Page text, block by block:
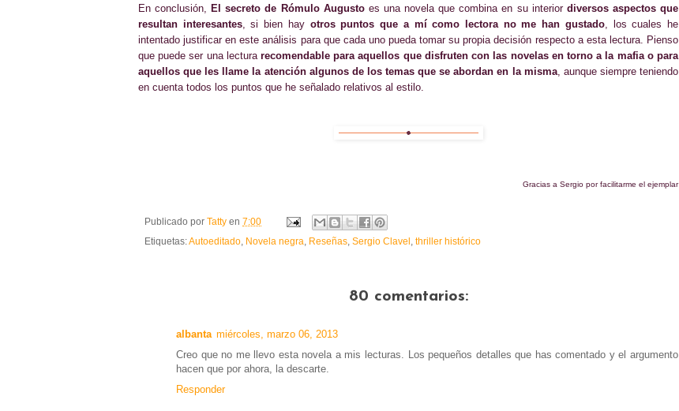
En conclusión,El secreto de Rómulo Augustoes una novela que combina en su interior diversos aspectos que
resultan interesantes, si bien hay otros puntos que a mí como lectora no me han gustado, los cuales he
intentado justificar en este análisis para que cada uno pueda tomar su propia decisión respecto a esta lectura. Pienso
que puede ser una lecturarecomendable para aquellos que disfruten con las novelas en torno a la mafia o para
aquellos que les llame la atención algunos de los temas que se abordan en la misma, aunque siempre teniendo
en cuenta todos los puntos que he señalado relativos al estilo.
Gracias a Sergio por facilitarme el ejemplar
Publicado por Tatty en 7:00
Etiquetas:Autoeditado Novela negra Reseñas Sergio Clavel thriller histórico
80 comentarios:
albanta miércoles, marzo 06, 2013
Creo que no me llevo esta novela a mis lecturas. Los pequeños detalles que has comentado y el argumento
hacen que por ahora, la descarte.
Responder